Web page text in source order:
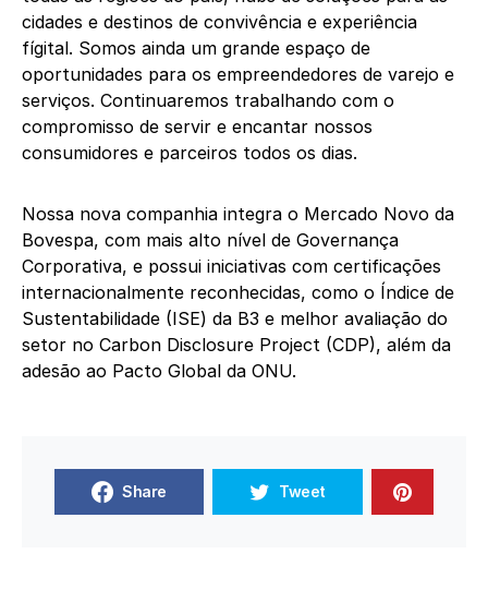
cidades e destinos de convivência e experiência
fígital. Somos ainda um grande espaço de
oportunidades para os empreendedores de varejo e
serviços. Continuaremos trabalhando com o
compromisso de servir e encantar nossos
consumidores e parceiros todos os dias.
Nossa nova companhia integra o Mercado Novo da
Bovespa, com mais alto nível de Governança
Corporativa, e possui iniciativas com certificações
internacionalmente reconhecidas, como o Índice de
Sustentabilidade (ISE) da B3 e melhor avaliação do
setor no Carbon Disclosure Project (CDP), além da
adesão ao Pacto Global da ONU.
Share Tweet